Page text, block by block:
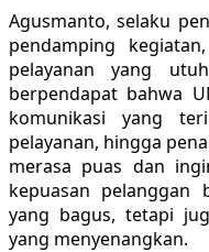
Agusmanto, selaku
pendamping
pelayanan yang
berpendapat bahwa
komunikasi yang
pelayanan, hingga
merasa puas dan
kepuasan
yang bagus, tetapi
yang menyenangkan.